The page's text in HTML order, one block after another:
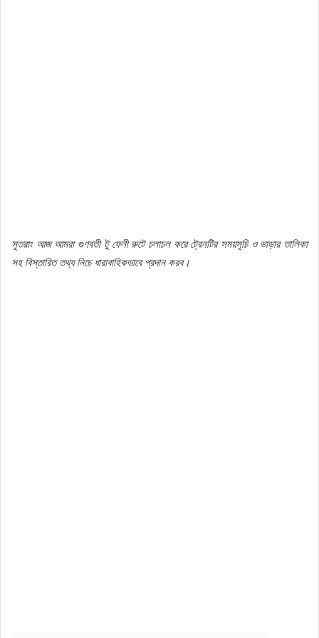
সুতরাং আজ আমরা গুণবতী টু ফেনী রুটে চলাচল করে ট্রেনটির সময়সূচি ও ভাড়ার তালিকা
সহ বিস্তারিত তথ্য নিচে ধারাবাহিকভাবে প্রদান করব।